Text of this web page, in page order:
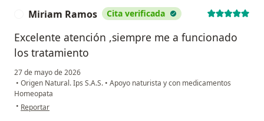
Miriam Ramos Cita verificada
Excelente atención ,siempre me a funcionado
los tratamiento
27 de mayo de 2026
• Origen Natural. Ips S.A.S. • Apoyo naturista y con medicamentos
Homeopata
• en opinión del usuario Miriam Ramos
Reportar